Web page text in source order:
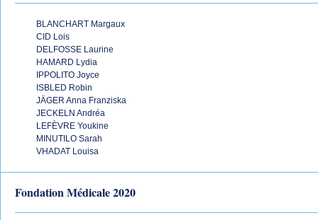
BLANCHART Margaux
CID Lois
DELFOSSE Laurine
HAMARD Lydia
IPPOLITO Joyce
ISBLED Robin
JÄGER Anna Franziska
JECKELN Andréa
LEFÈVRE Youkine
MINUTILO Sarah
VHADAT Louisa
Fondation Médicale 2020